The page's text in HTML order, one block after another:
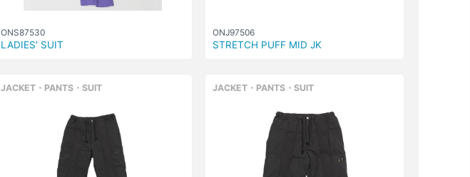
ONS87530
LADIES' SUIT
ONJ97506
STRETCH PUFF MID JK
JACKET・PANTS・SUIT JACKET・PANTS・SUIT